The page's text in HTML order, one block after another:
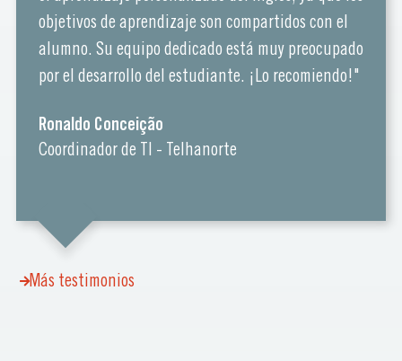
objetivos de aprendizaje son compartidos con el
alumno. Su equipo dedicado está muy preocupado
por el desarrollo del estudiante. ¡Lo recomiendo!"
Ronaldo Conceição
Coordinador de TI - Telhanorte
Más testimonios